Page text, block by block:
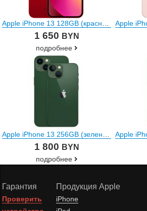
1 650 BYN
подробнее
1 800 BYN
подробнее
Гарантия
Проверить
Продукция Apple
iPhone